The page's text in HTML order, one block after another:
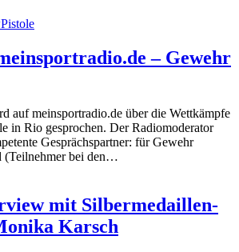
Pistole
– Gewehr
auf meinsportradio.de über die Wettkämpfe
in Rio gesprochen. Der Radiomoderator
Gesprächspartner: für Gewehr
(Teilnehmer bei den…
mit Silbermedaillen-
Karsch